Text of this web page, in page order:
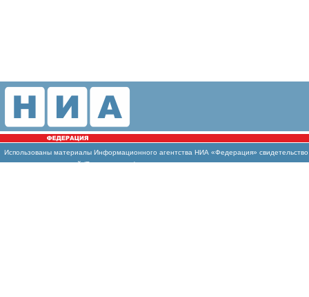
Использованы материалы Информационного агентства НИА «Федерация»
массовых коммуникаций (Роскомнадзор)